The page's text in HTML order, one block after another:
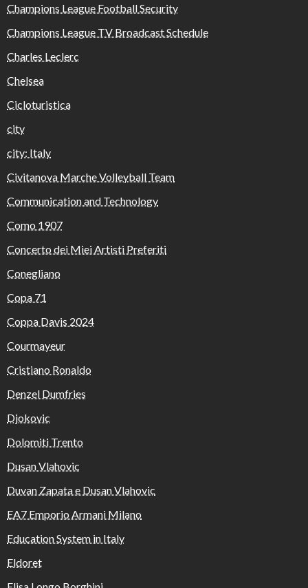
Champions League Football Security
Champions League TV Broadcast Schedule
Charles Leclerc
Chelsea
Cicloturistica
city
city: Italy
Civitanova Marche Volleyball Team
Communication and Technology
Como 1907
Concerto dei Miei Artisti Preferiti
Conegliano
Copa 71
Coppa Davis 2024
Courmayeur
Cristiano Ronaldo
Denzel Dumfries
Djokovic
Dolomiti Trento
Dusan Vlahovic
Duvan Zapata e Dusan Vlahovic
EA7 Emporio Armani Milano
Education System in Italy
Eldoret